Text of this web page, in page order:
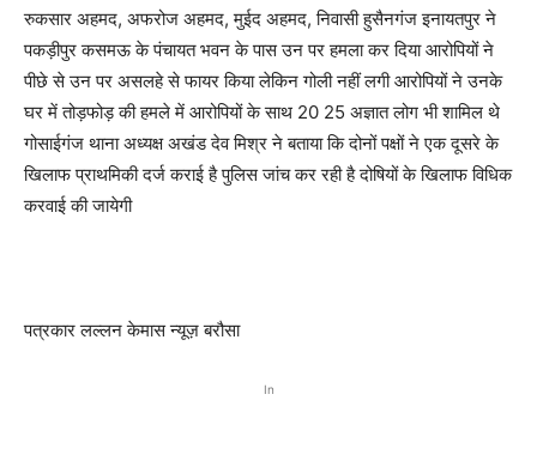
रुकसार अहमद, अफरोज अहमद, मुईद अहमद, निवासी हुसैनगंज इनायतपुर ने
पकड़ीपुर कसमऊ के पंचायत भवन के पास उन पर हमला कर दिया आरोपियों ने
पीछे से उन पर असलहे से फायर किया लेकिन गोली नहीं लगी आरोपियों ने उनके
घर में तोड़फोड़ की हमले में आरोपियों के साथ 20 25 अज्ञात लोग भी शामिल थे
गोसाईगंज थाना अध्यक्ष अखंड देव मिश्र ने बताया कि दोनों पक्षों ने एक दूसरे के
खिलाफ प्राथमिकी दर्ज कराई है पुलिस जांच कर रही है दोषियों के खिलाफ विधिक
करवाई की जायेगी
पत्रकार लल्लन केमास न्यूज़ बरौसा
In